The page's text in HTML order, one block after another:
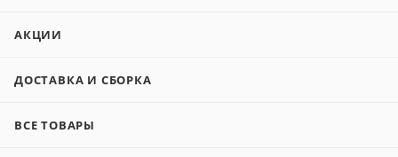
АКЦИИ
ДОСТАВКА И СБОРКА
ВСЕ ТОВАРЫ